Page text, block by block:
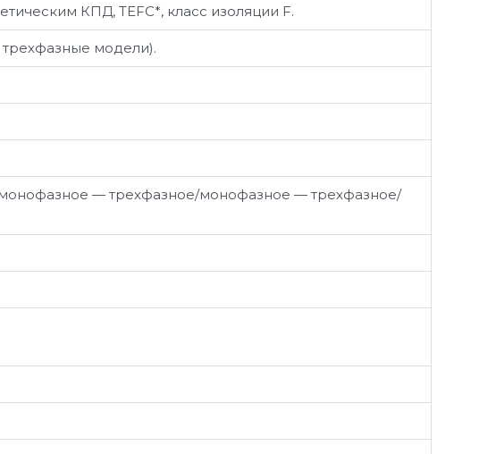
КПД, TEFC*, класс изоляции F.
трехфазные модели).
— трехфазное/монофазное — трехфазное/